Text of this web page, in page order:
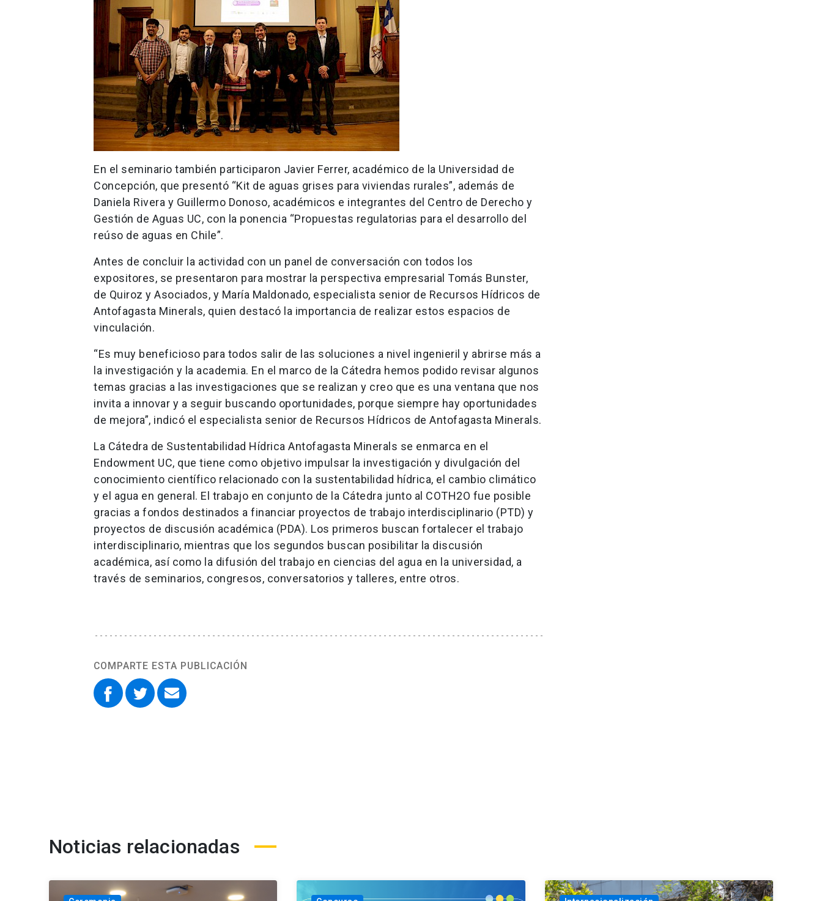
En el seminario también participaron Javier Ferrer, académico de la Universidad de
Concepción, que presentó “Kit de aguas grises para viviendas rurales”, además de
Daniela Rivera y Guillermo Donoso, académicos e integrantes del Centro de Derecho y
Gestión de Aguas UC, con la ponencia “Propuestas regulatorias para el desarrollo del
reúso de aguas en Chile”.
Antes de concluir la actividad con un panel de conversación con todos los
expositores, se presentaron para mostrar la perspectiva empresarial Tomás Bunster,
de Quiroz y Asociados, y María Maldonado, especialista senior de Recursos Hídricos de
Antofagasta Minerals, quien destacó la importancia de realizar estos espacios de
vinculación.
“Es muy beneficioso para todos salir de las soluciones a nivel ingenieril y abrirse más a
la investigación y la academia. En el marco de la Cátedra hemos podido revisar algunos
temas gracias a las investigaciones que se realizan y creo que es una ventana que nos
invita a innovar y a seguir buscando oportunidades, porque siempre hay oportunidades
de mejora”, indicó el especialista senior de Recursos Hídricos de Antofagasta Minerals.
La Cátedra de Sustentabilidad Hídrica Antofagasta Minerals se enmarca en el
Endowment UC, que tiene como objetivo impulsar la investigación y divulgación del
conocimiento científico relacionado con la sustentabilidad hídrica, el cambio climático
y el agua en general. El trabajo en conjunto de la Cátedra junto al COTH2O fue posible
gracias a fondos destinados a financiar proyectos de trabajo interdisciplinario (PTD) y
proyectos de discusión académica (PDA). Los primeros buscan fortalecer el trabajo
interdisciplinario, mientras que los segundos buscan posibilitar la discusión
académica, así como la difusión del trabajo en ciencias del agua en la universidad, a
través de seminarios, congresos, conversatorios y talleres, entre otros.
COMPARTE ESTA PUBLICACIÓN
Noticias relacionadas